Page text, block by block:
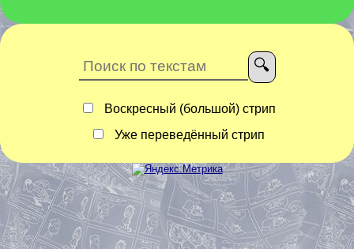
Воскресный (большой) стрип
Уже переведённый стрип